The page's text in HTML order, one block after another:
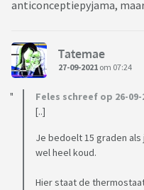
anticonceptiepyjama,
Tatemae
27-09-2021 om 07:24
Feles schreef op 26-09-
[..]
Je bedoelt 15 graden
wel heel koud.
Hier staat de